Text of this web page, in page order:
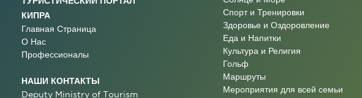
КИПРА
Главная Страница
О Нас
Профессионалы
НАШИ КОНТАКТЫ
Deputy Ministry of Tourism
Спорт и Тренировки
Здоровье и Оздоровление
Еда и Напитки
Культура и Религия
Гольф
Маршруты
Мероприятия для всей семьи